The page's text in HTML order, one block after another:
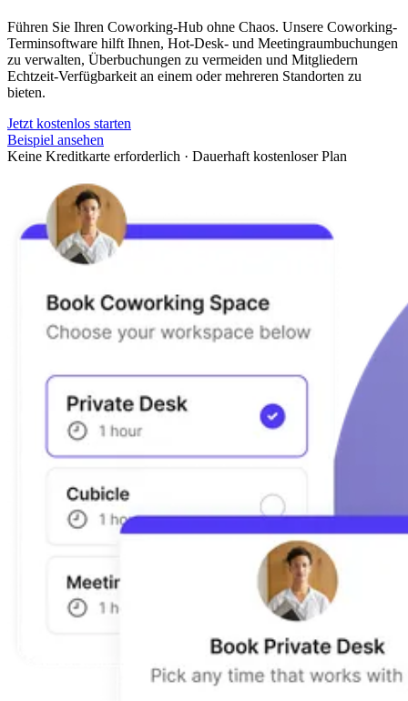
Führen Sie Ihren Coworking-Hub ohne Chaos. Unsere Coworking-
Terminsoftware hilft Ihnen, Hot-Desk- und Meetingraumbuchungen
zu verwalten, Überbuchungen zu vermeiden und Mitgliedern
Echtzeit-Verfügbarkeit an einem oder mehreren Standorten zu
bieten.
Jetzt kostenlos starten
Beispiel ansehen
Keine Kreditkarte erforderlich · Dauerhaft kostenloser Plan